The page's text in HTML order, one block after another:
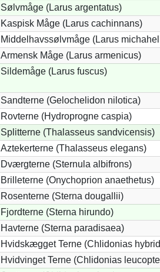
Sølvmåge (Larus argentatus)
Kaspisk Måge (Larus cachinnans)
Middelhavssølvmåge (Larus
Armensk Måge (Larus armenicus)
Sildemåge (Larus fuscus)
Sandterne (Gelochelidon nilotica)
Rovterne (Hydroprogne caspia)
Splitterne (Thalasseus sandvicensis)
Aztekerterne (Thalasseus elegans)
Dværgterne (Sternula albifrons)
Brilleterne (Onychoprion anaethetus)
Rosenterne (Sterna dougallii)
Fjordterne (Sterna hirundo)
Havterne (Sterna paradisaea)
Hvidskægget Terne (Chlidonias
Hvidvinget Terne (Chlidonias